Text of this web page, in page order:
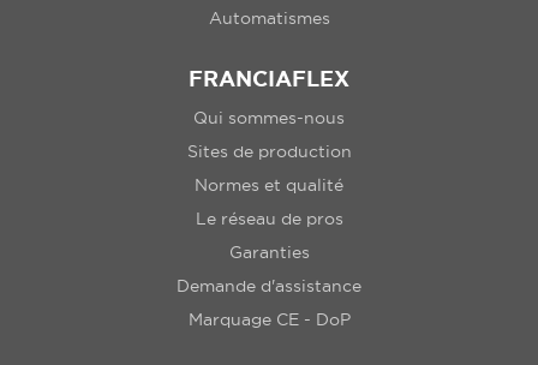
Automatismes
FRANCIAFLEX
Qui sommes-nous
Sites de production
Normes et qualité
Le réseau de pros
Garanties
Demande d'assistance
Marquage CE - DoP